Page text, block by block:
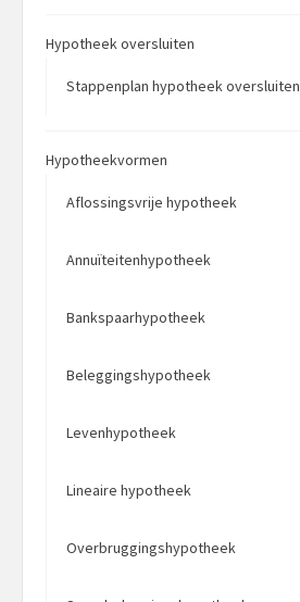
Hypotheek oversluiten
Stappenplan hypotheek oversluiten
Hypotheekvormen
Aflossingsvrije hypotheek
Annuïteitenhypotheek
Bankspaarhypotheek
Beleggingshypotheek
Levenhypotheek
Lineaire hypotheek
Overbruggingshypotheek